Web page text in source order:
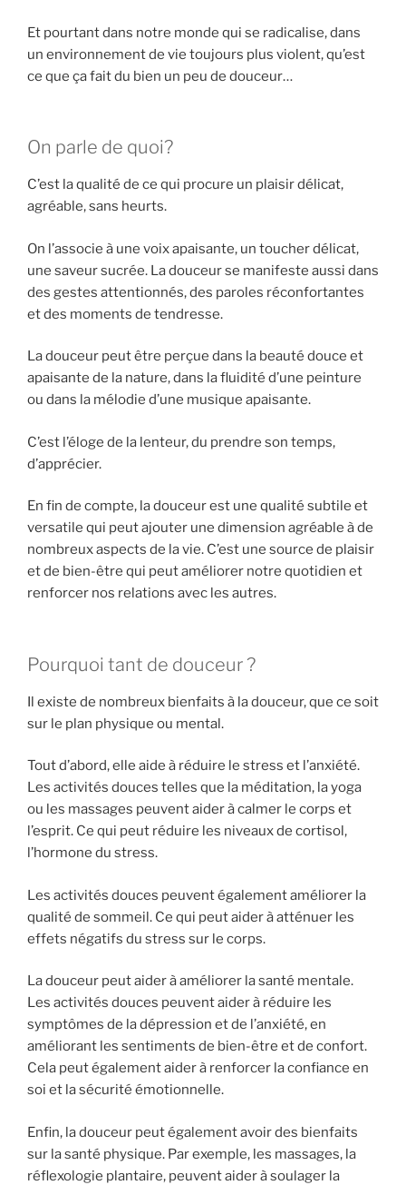
Et pourtant dans notre monde qui se radicalise, dans
un environnement de vie toujours plus violent, qu’est
ce que ça fait du bien un peu de douceur…
On parle de quoi?
C’est la qualité de ce qui procure un plaisir délicat,
agréable, sans heurts.
On l’associe à une voix apaisante, un toucher délicat,
une saveur sucrée. La douceur se manifeste aussi dans
des gestes attentionnés, des paroles réconfortantes
et des moments de tendresse.
La douceur peut être perçue dans la beauté douce et
apaisante de la nature, dans la fluidité d’une peinture
ou dans la mélodie d’une musique apaisante.
C’est l’éloge de la lenteur, du prendre son temps,
d’apprécier.
En fin de compte, la douceur est une qualité subtile et
versatile qui peut ajouter une dimension agréable à de
nombreux aspects de la vie. C’est une source de plaisir
et de bien-être qui peut améliorer notre quotidien et
renforcer nos relations avec les autres.
Pourquoi tant de douceur ?
Il existe de nombreux bienfaits à la douceur, que ce soit
sur le plan physique ou mental.
Tout d’abord, elle aide à réduire le stress et l’anxiété.
Les activités douces telles que la méditation, la yoga
ou les massages peuvent aider à calmer le corps et
l’esprit. Ce qui peut réduire les niveaux de cortisol,
l’hormone du stress.
Les activités douces peuvent également améliorer la
qualité de sommeil. Ce qui peut aider à atténuer les
effets négatifs du stress sur le corps.
La douceur peut aider à améliorer la santé mentale.
Les activités douces peuvent aider à réduire les
symptômes de la dépression et de l’anxiété, en
améliorant les sentiments de bien-être et de confort.
Cela peut également aider à renforcer la confiance en
soi et la sécurité émotionnelle.
Enfin, la douceur peut également avoir des bienfaits
sur la santé physique. Par exemple, les massages, la
réflexologie plantaire, peuvent aider à soulager la